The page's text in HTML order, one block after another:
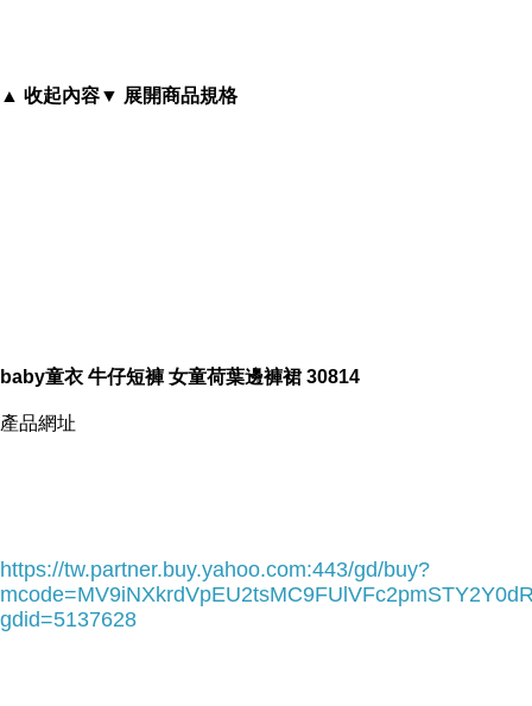
內容簡介
▲ 收起內容▼ 展開商品規格
baby童衣 牛仔短褲 女童荷葉邊褲裙 30814
產品網址
https://tw.partner.buy.yahoo.com:443/gd/buy?
gdid=5137628